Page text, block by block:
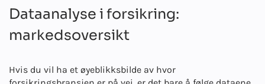
Dataanalyse i forsikring:
markedsoversikt
Hvis du vil ha et øyeblikksbilde av hvor